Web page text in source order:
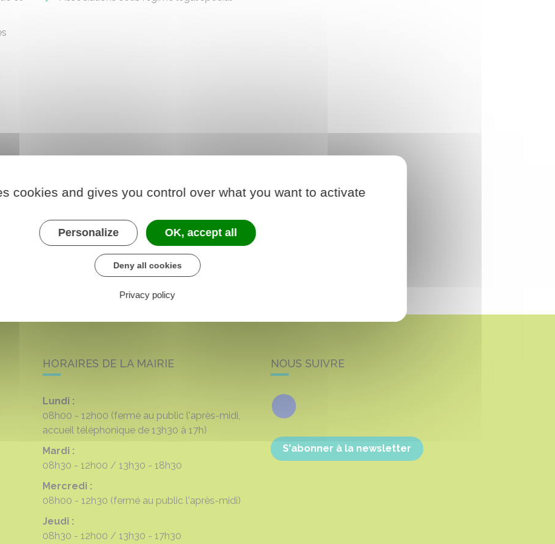
HORAIRES DE LA MAIRIE
Lundi :
08h00 - 12h00 (fermé au public l'après-midi,
accueil téléphonique de 13h30 à 17h)
Mardi :
08h30 - 12h00
13h30 - 18h30
Mercredi :
08h00 - 12h30 (fermé au public l'après-midi)
Jeudi :
08h30 - 12h00
13h30 - 17h30
NOUS SUIVRE
Facebook
S'abonner à la newsletter
cookies and gives you control over what you want to activate
Personalize OK, accept all
Deny all cookies
Privacy policy